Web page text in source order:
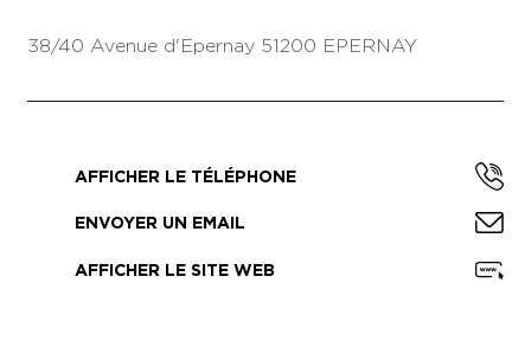
38/40 Avenue d'Epernay 51200 EPERNAY
AFFICHER LE TÉLÉPHONE
ENVOYER UN EMAIL
AFFICHER LE SITE WEB